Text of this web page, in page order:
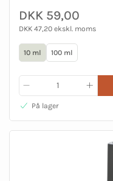
DKK 59,00
DKK 47,20 ekskl. moms
10 ml 100 ml
På lager